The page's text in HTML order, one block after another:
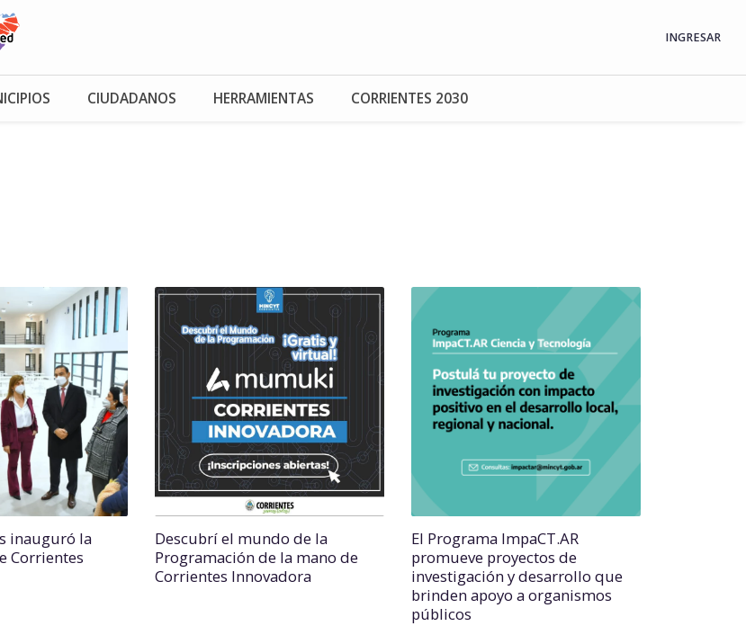
INGRESAR
CIUDADANOS HERRAMIENTAS CORRIENTES 2030
inauguró la
Corrientes
Descubrí el mundo de la
Programación de la mano de
Corrientes Innovadora
El Programa ImpaCT.AR
promueve proyectos de
investigación y desarrollo que
brinden apoyo a organismos
públicos